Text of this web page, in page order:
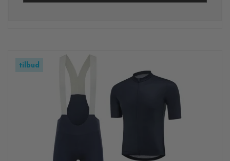
tilbud